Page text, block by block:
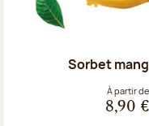
Sorbet
À partir de
8,90 €